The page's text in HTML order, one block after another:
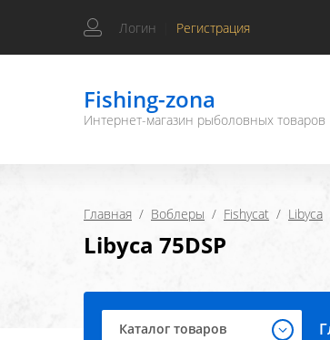
Логин Регистрация
Fishing-zona
Интернет-магазин рыболовных товаров
Главная
  /
Воблеры
  /
Fishycat
  /
Libyca
Libyca 75DSP
Каталог товаров